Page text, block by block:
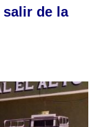
de la